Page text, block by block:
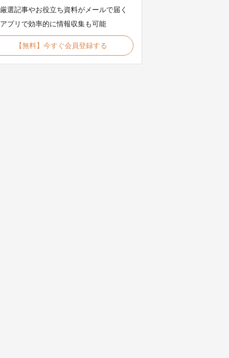
厳選記事やお役立ち資料がメールで届く
アプリで効率的に情報収集も可能
【無料】今すぐ会員登録する